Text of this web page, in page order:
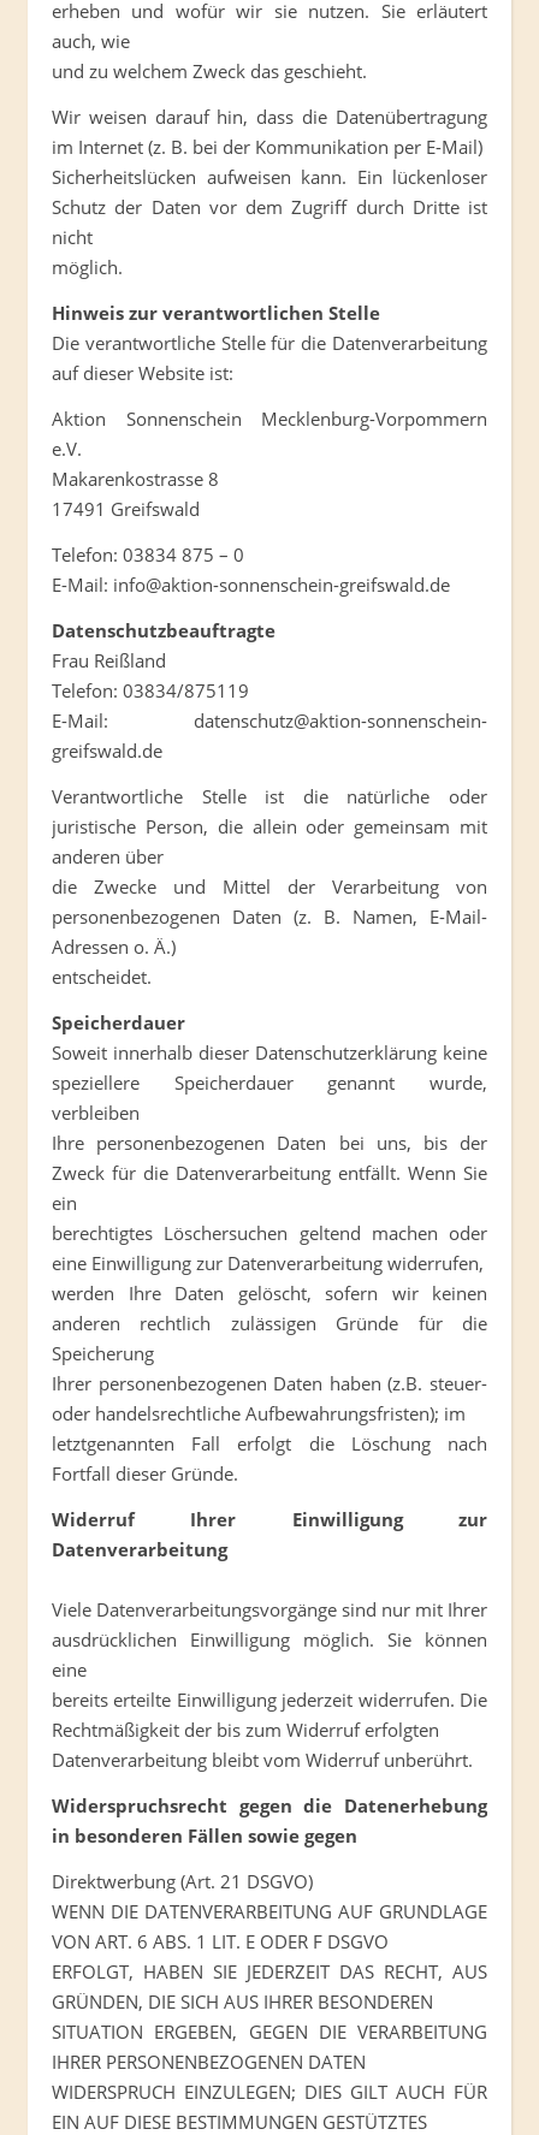
erheben und wofür wir sie nutzen. Sie erläutert
auch, wie
und zu welchem Zweck das geschieht.
Wir weisen darauf hin, dass die Datenübertragung
im Internet (z. B. bei der Kommunikation per E-Mail)
Sicherheitslücken aufweisen kann. Ein lückenloser
Schutz der Daten vor dem Zugriff durch Dritte ist
nicht
möglich.
Hinweis zur verantwortlichen Stelle
Die verantwortliche Stelle für die Datenverarbeitung
auf dieser Website ist:
Aktion Sonnenschein Mecklenburg-Vorpommern
e.V.
Makarenkostrasse 8
17491 Greifswald
Telefon: 03834 875 – 0
E-Mail: info@aktion-sonnenschein-greifswald.de
Datenschutzbeauftragte
Frau Reißland
Telefon: 03834/875119
E-Mail: datenschutz@aktion-sonnenschein-
greifswald.de
Verantwortliche Stelle ist die natürliche oder
juristische Person, die allein oder gemeinsam mit
anderen über
die Zwecke und Mittel der Verarbeitung von
personenbezogenen Daten (z. B. Namen, E-Mail-
Adressen o. Ä.)
entscheidet.
Speicherdauer
Soweit innerhalb dieser Datenschutzerklärung keine
speziellere Speicherdauer genannt wurde,
verbleiben
Ihre personenbezogenen Daten bei uns, bis der
Zweck für die Datenverarbeitung entfällt. Wenn Sie
ein
berechtigtes Löschersuchen geltend machen oder
eine Einwilligung zur Datenverarbeitung widerrufen,
werden Ihre Daten gelöscht, sofern wir keinen
anderen rechtlich zulässigen Gründe für die
Speicherung
Ihrer personenbezogenen Daten haben (z.B. steuer-
oder handelsrechtliche Aufbewahrungsfristen); im
letztgenannten Fall erfolgt die Löschung nach
Fortfall dieser Gründe.
Widerruf Ihrer Einwilligung zur
Datenverarbeitung
Viele Datenverarbeitungsvorgänge sind nur mit Ihrer
ausdrücklichen Einwilligung möglich. Sie können
eine
bereits erteilte Einwilligung jederzeit widerrufen. Die
Rechtmäßigkeit der bis zum Widerruf erfolgten
Datenverarbeitung bleibt vom Widerruf unberührt.
Widerspruchsrecht gegen die Datenerhebung
in besonderen Fällen sowie gegen
Direktwerbung (Art. 21 DSGVO)
WENN DIE DATENVERARBEITUNG AUF GRUNDLAGE
VON ART. 6 ABS. 1 LIT. E ODER F DSGVO
ERFOLGT, HABEN SIE JEDERZEIT DAS RECHT, AUS
GRÜNDEN, DIE SICH AUS IHRER BESONDEREN
SITUATION ERGEBEN, GEGEN DIE VERARBEITUNG
IHRER PERSONENBEZOGENEN DATEN
WIDERSPRUCH EINZULEGEN; DIES GILT AUCH FÜR
EIN AUF DIESE BESTIMMUNGEN GESTÜTZTES